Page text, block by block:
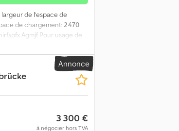
largeur de l’espace de
de chargement:2 470
Agmjf Pour usage de
Équipée de coins de
chargement est inclus
par e-mail enAnnonce
3 300 €
à négocier hors TVA